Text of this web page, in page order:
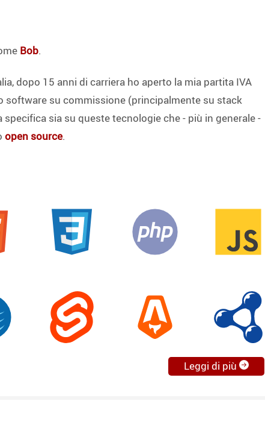
Bob.
dopo 15 anni di carriera ho aperto la mia partita IVA
software su commissione (principalmente su stack
sia su queste tecnologie che - più in generale -
open source.
Leggi di più